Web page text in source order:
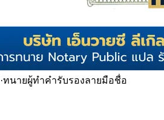
·ทนายผู้ทำคำรับรองลายมือชื่อ